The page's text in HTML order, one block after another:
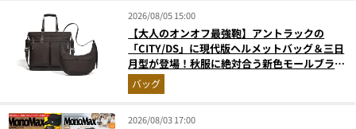
2026/08/05 15:00
【大人のオンオフ最強鞄】アントラックの
「CITY/DS」に現代版ヘルメットバッグ＆三日
月型が登場！秋服に絶対合う新色モールブラウ
ンが傑作
バッグ
2026/08/03 17:00